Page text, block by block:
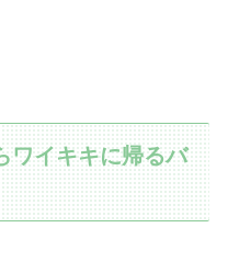
ワイキキに帰るバ